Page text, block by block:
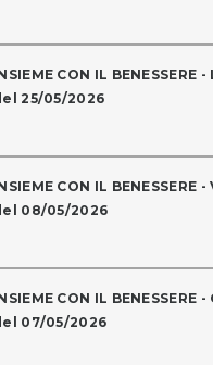
CON IL BENESSERE -
25/05/2026
CON IL BENESSERE -
08/05/2026
CON IL BENESSERE -
07/05/2026